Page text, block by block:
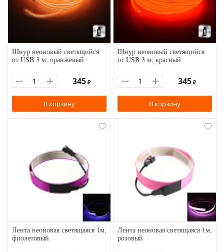
Шнур неоновый светящийся
от USB 3 м, оранжевый
345 ₽
В корзину
Шнур неоновый светящийся
от USB 3 м, красный
345 ₽
В корзину
Лента неоновая светящаяся 1м,
фиолетовый
Лента неоновая светящаяся 1м,
розовый